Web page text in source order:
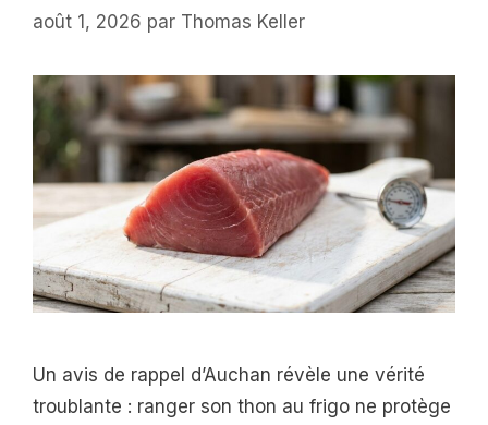
août 1, 2026 par Thomas Keller
Un avis de rappel d’Auchan révèle une vérité
troublante : ranger son thon au frigo ne protège